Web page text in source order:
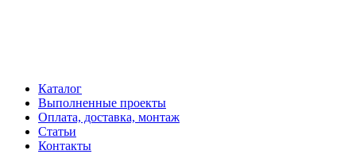
Каталог
Выполненные проекты
Оплата, доставка, монтаж
Статьи
Контакты